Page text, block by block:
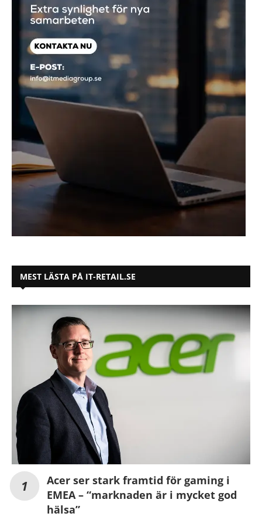
MEST LÄSTA PÅ IT-RETAIL.SE
Acer ser stark framtid för gaming i
EMEA – “marknaden är i mycket god
hälsa”